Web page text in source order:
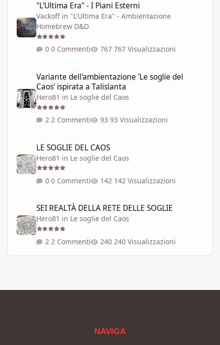
"L'Ultima Era" - I Piani Esterni
Vackoff in "L'Ultima Era" - Ambientazione
Homebrew D&D
0 Commenti 767 Visualizzazioni
Variante dell'ambientazione 'Le soglie del
Caos' ispirata a Talislanta
Hero81 in Le soglie del Caos
2 Commenti 93 Visualizzazioni
LE SOGLIE DEL CAOS
Hero81 in Le soglie del Caos
0 Commenti 142 Visualizzazioni
SEI REALTÀ DELLA RETE DELLE SOGLIE
Hero81 in Le soglie del Caos
2 Commenti 240 Visualizzazioni
NAVIGA